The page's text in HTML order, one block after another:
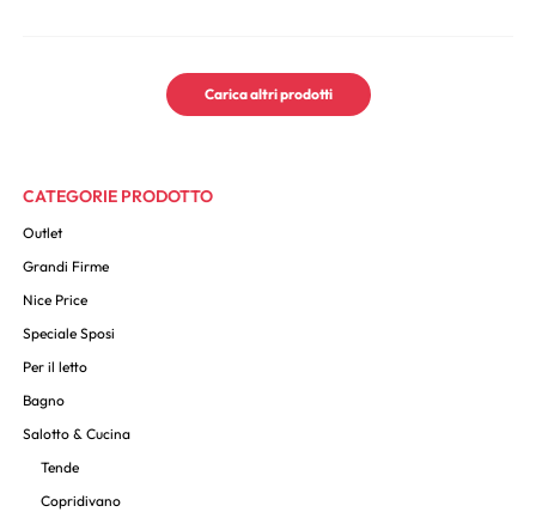
CATEGORIE PRODOTTO
Outlet
Grandi Firme
Nice Price
Speciale Sposi
Per il letto
Bagno
Salotto & Cucina
Tende
Copridivano
Carica altri prodotti